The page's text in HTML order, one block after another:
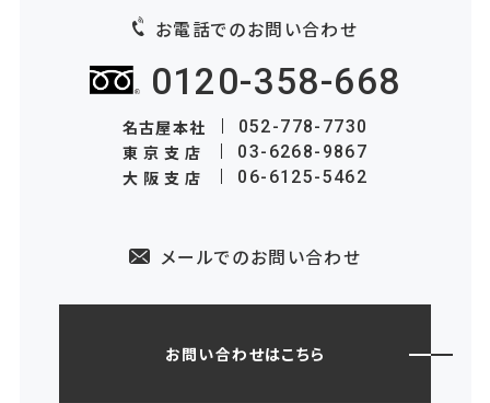
お電話でのお問い合わせ
0120-358-668
名古屋本社 052-778-7730
東京支店 03-6268-9867
大阪支店 06-6125-5462
メールでのお問い合わせ
お問い合わせはこちら